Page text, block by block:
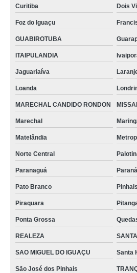
Curitiba Dois
Foz do Iguaçu
GUABIROTUBA
ITAIPULANDIA
Jaguariaíva
Loanda
MARECHAL CANDIDO RONDON
Marechal
Matelândia
Norte Central
Paranaguá Paraná
Pato Branco Pinhais
Piraquara
Ponta Grossa
REALEZA
SAO MIGUEL DO IGUAÇU Santa
São José dos Pinhais